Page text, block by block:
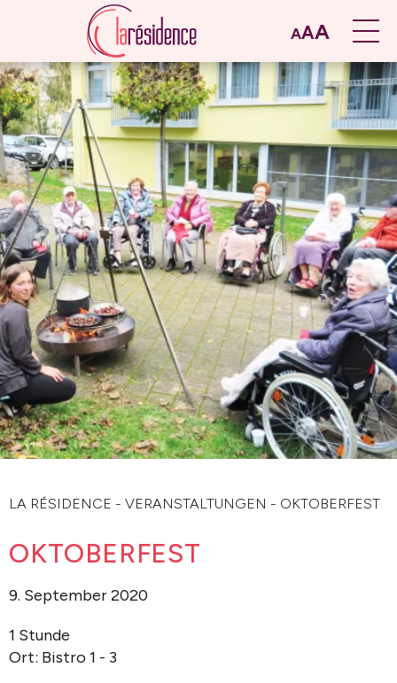
AAA
LA RÉSIDENCE - VERANSTALTUNGEN - OKTOBERFEST
OKTOBERFEST
9. September 2020
1 Stunde
Ort: Bistro 1 - 3